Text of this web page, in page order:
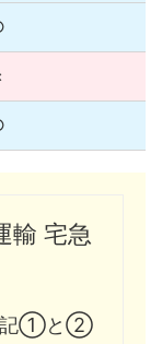
輸 宅急
記①と②